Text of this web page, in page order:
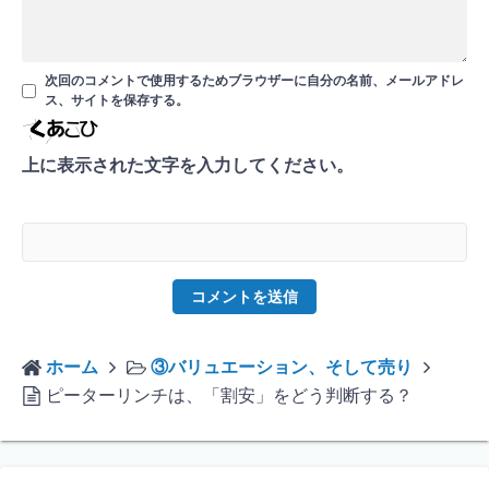
次回のコメントで使用するためブラウザーに自分の名前、メールアドレ
ス、サイトを保存する。
上に表示された文字を入力してください。
ホーム
③バリュエーション、そして売り
ピーターリンチは、「割安」をどう判断する？